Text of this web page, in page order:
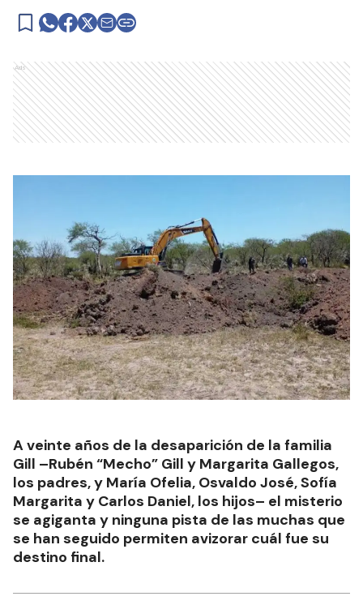
Ads
A veinte años de la desaparición de la familia
Gill –Rubén “Mecho” Gill y Margarita Gallegos,
los padres, y María Ofelia, Osvaldo José, Sofía
Margarita y Carlos Daniel, los hijos– el misterio
se agiganta y ninguna pista de las muchas que
se han seguido permiten avizorar cuál fue su
destino final.